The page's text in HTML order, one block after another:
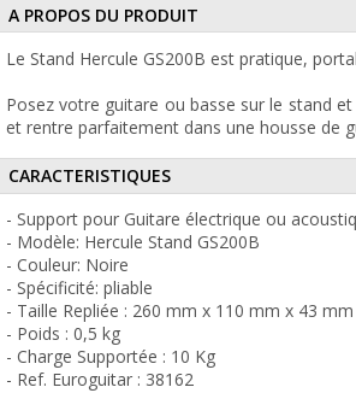
A PROPOS DU PRODUIT
Le Stand Hercule GS200B est pratique,
Posez votre guitare ou basse sur le stand
et rentre parfaitement dans une housse de
CARACTERISTIQUES
- Support pour Guitare électrique ou
- Modèle: Hercule Stand GS200B
- Couleur: Noire
- Spécificité: pliable
- Taille Repliée : 260 mm x 110 mm x 43 mm
- Poids : 0,5 kg
- Charge Supportée : 10 Kg
- Ref. Euroguitar : 38162